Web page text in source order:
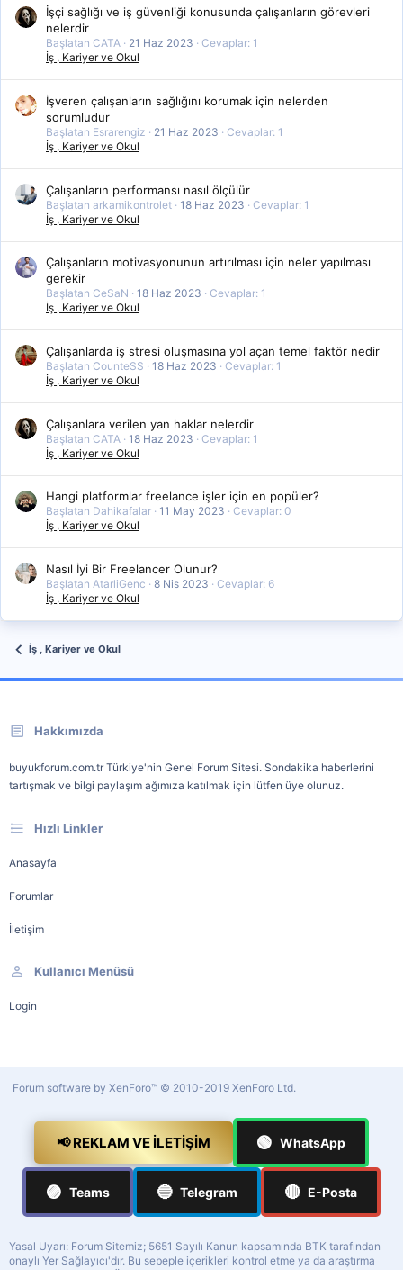
İşçi sağlığı ve iş güvenliği konusunda çalışanların görevleri
nelerdir
Başlatan CATA 21 Haz 2023
Cevaplar: 1
İş , Kariyer ve Okul
İşveren çalışanların sağlığını korumak için nelerden
sorumludur
Başlatan Esrarengiz 21 Haz 2023
Cevaplar: 1
İş , Kariyer ve Okul
Çalışanların performansı nasıl ölçülür
Başlatan arkamikontrolet 18 Haz 2023
Cevaplar: 1
İş , Kariyer ve Okul
Çalışanların motivasyonunun artırılması için neler yapılması
gerekir
Başlatan CeSaN 18 Haz 2023
Cevaplar: 1
İş , Kariyer ve Okul
Çalışanlarda iş stresi oluşmasına yol açan temel faktör nedir
Başlatan CounteSS 18 Haz 2023
Cevaplar: 1
İş , Kariyer ve Okul
Çalışanlara verilen yan haklar nelerdir
Başlatan CATA 18 Haz 2023
Cevaplar: 1
İş , Kariyer ve Okul
Hangi platformlar freelance işler için en popüler?
Başlatan Dahikafalar 11 May 2023
Cevaplar: 0
İş , Kariyer ve Okul
Nasıl İyi Bir Freelancer Olunur?
Başlatan AtarliGenc 8 Nis 2023
Cevaplar: 6
İş , Kariyer ve Okul
İş , Kariyer ve Okul
Hakkımızda
buyukforum.com.tr Türkiye'nin Genel Forum Sitesi. Sondakika haberlerini
tartışmak ve bilgi paylaşım ağımıza katılmak için lütfen üye olunuz.
Hızlı Linkler
Anasayfa
Forumlar
İletişim
Kullanıcı Menüsü
Login
Forum software by XenForo™ © 2010-2019 XenForo Ltd.
📢 REKLAM VE İLETIŞIM 🟢 WhatsApp
🟣 Teams 🔵 Telegram 🔴 E-Posta
Yasal Uyarı: Forum Sitemiz; 5651 Sayılı Kanun kapsamında BTK tarafından
onaylı Yer Sağlayıcı'dır. Bu sebeple içerikleri kontrol etme ya da araştırma